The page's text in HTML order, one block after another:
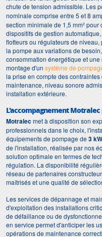
chute de tension admissible. Les
nominale comprise entre 5 et 8
section minimale de 1,5 mm²
dispositifs de gestion
flotteurs ou régulateurs de
la pompe aux variations de
consommation énergétique et
montage d'un système de
la prise en compte des
maintenance, niveau sonore
installation extérieure.
L'accompagnement
Motralecmet à disposition son
professionnels dans le choix,
équipements de pompage de3 kW
de l'installation, réalisée par nos
solution optimale en termes de
régulation. La disponibilité
réseau de partenaires
maîtrisés et une qualité de
Les services de dépannage et
d'exploitation des installations
de défaillance ou de
en service permet d'anticiper les
opérations de maintenance